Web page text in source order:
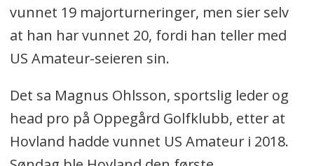
vunnet 19 majorturneringer, men sier selv
at han har vunnet 20, fordi han teller med
US Amateur-seieren sin.
Det sa Magnus Ohlsson, sportslig leder og
head pro på Oppegård Golfklubb, etter at
Hovland hadde vunnet US Amateur i 2018.